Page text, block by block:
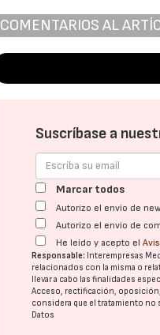
COMENTARIOS AL
Suscríbase a
Marcar todos
Autorizo el envío de
Autorizo el envío de
He leído y acepto el
Responsable: Interempresas
relacionados con la misma o
llevar a cabo las finalidades
Acceso, rectificación,
considera que el tratamiento no
Datos